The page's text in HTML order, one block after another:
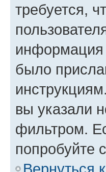
требуется,
информация
было
вы указали
фильтром.
попробуйте
Вернуться